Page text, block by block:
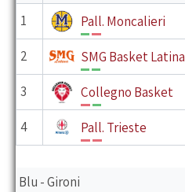
1 Pall. Moncalieri
V P
2 SMG Basket Latina
V V
3 Collegno Basket
P V
4 Pall. Trieste
P P
Blu - Gironi